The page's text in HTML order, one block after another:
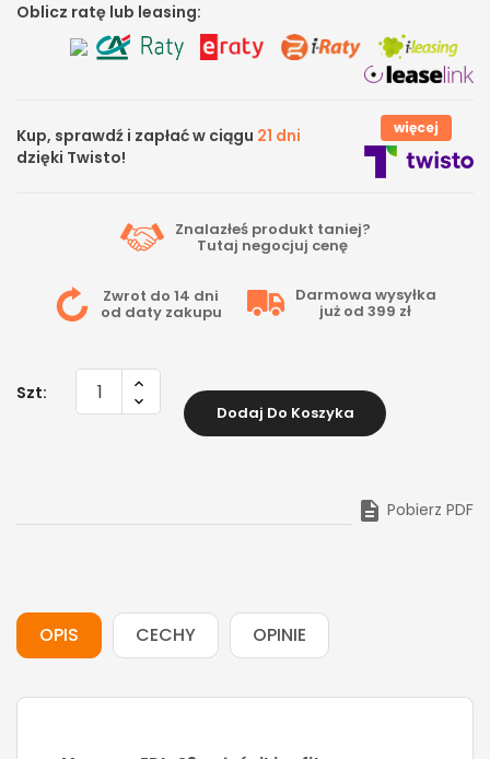
Oblicz ratę lub leasing:
Kup, sprawdź i zapłać w ciągu 21 dni
dzięki Twisto!
więcej
Znalazłeś produkt taniej?
Tutaj negocjuj cenę
Zwrot do 14 dni
od daty zakupu
Darmowa wysyłka
już od 399 zł
Szt:
Dodaj Do Koszyka
 Pobierz PDF
OPIS CECHY OPINIE